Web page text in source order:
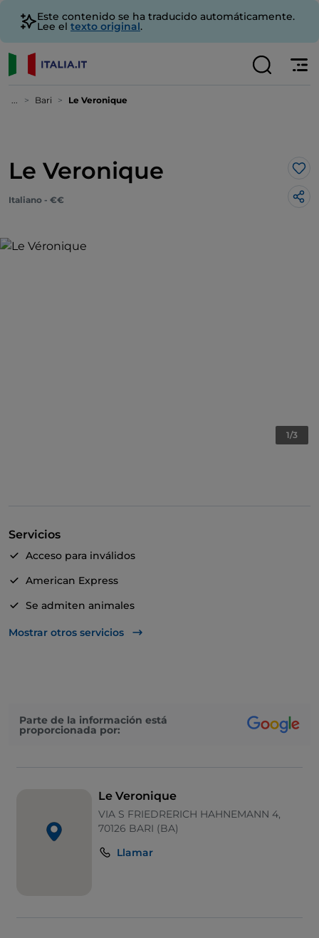
Este contenido se ha traducido automáticamente.
Lee el texto original.
... Bari Le Veronique
Le Veronique Me
Italiano - €€
1/3
Servicios
Acceso para inválidos
American Express
Se admiten animales
Apple Pay
Se habla inglés
Menú infantil
Mostrar otros servicios
Parte de la información está
proporcionada por:
Le Veronique
VIA S FRIEDRERICH HAHNEMANN 4,
70126 BARI (BA)
Llamar